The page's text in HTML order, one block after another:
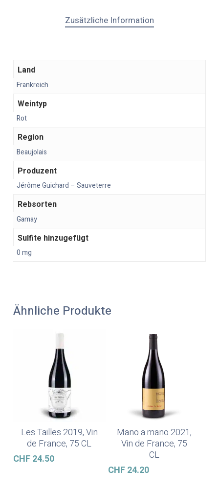
Zusätzliche Information
Land
Frankreich
Weintyp
Rot
Region
Beaujolais
Produzent
Jérôme Guichard – Sauveterre
Rebsorten
Gamay
Sulfite hinzugefügt
0 mg
Ähnliche Produkte
In Den Warenkorb
Les Tailles 2019, Vin
de France, 75 CL
CHF24.50
In Den Warenkorb
Mano a mano 2021,
Vin de France, 75
CL
CHF24.20